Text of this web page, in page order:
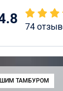
74
ТАМБУРОМ